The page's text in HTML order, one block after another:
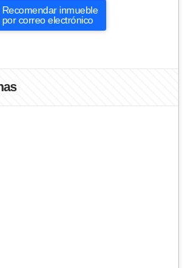
Recomendar inmueble
por correo electrónico